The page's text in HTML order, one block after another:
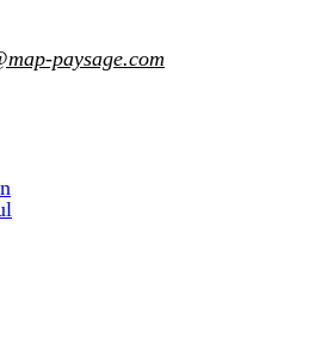
paysage.com